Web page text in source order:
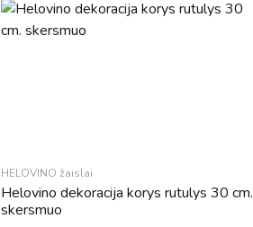
HELOVINO žaislai
Helovino dekoracija korys rutulys 30 cm.
skersmuo